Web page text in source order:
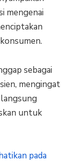
mengenai
sebagai
mengingat
untuk
pada